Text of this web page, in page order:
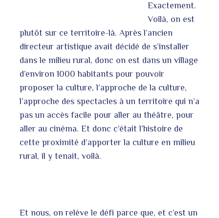
Exactement.
Voilà, on est
plutôt sur ce territoire-là. Après l’ancien
directeur artistique avait décidé de s’installer
dans le milieu rural, donc on est dans un village
d’environ 1000 habitants pour pouvoir
proposer la culture, l’approche de la culture,
l’approche des spectacles à un territoire qui n’a
pas un accès facile pour aller au théâtre, pour
aller au cinéma. Et donc c’était l’histoire de
cette proximité d’apporter la culture en milieu
rural, il y tenait, voilà.
Et nous, on relève le défi parce que, et c’est un